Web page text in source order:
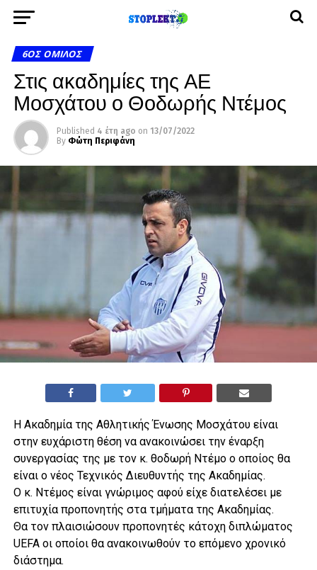
6ΟΣ ΌΜΙΛΟΣ
Στις ακαδημίες της ΑΕ
Μοσχάτου ο Θοδωρής Ντέμος
Published 4 έτη ago on 13/07/2022
By Φώτη Περιφάνη
Η Ακαδημία της Αθλητικής Ένωσης Μοσχάτου είναι
στην ευχάριστη θέση να ανακοινώσει την έναρξη
συνεργασίας της με τον κ. θοδωρή Ντέμο ο οποίος θα
είναι ο νέος Τεχνικός Διευθυντής της Ακαδημίας.
Ο κ. Ντέμος είναι γνώριμος αφού είχε διατελέσει με
επιτυχία προπονητής στα τμήματα της Ακαδημίας.
Θα τον πλαισιώσουν προπονητές κάτοχη διπλώματος
UEFA οι οποίοι θα ανακοινωθούν το επόμενο χρονικό
διάστημα.